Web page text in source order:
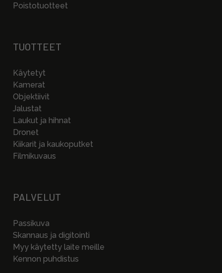
Poistotuotteet
TUOTTEET
Käytetyt
Kamerat
Objektiivit
Jalustat
Laukut ja hihnat
Dronet
Kiikarit ja kaukoputket
Filmikuvaus
PALVELUT
Passikuva
Skannaus ja digitointi
Myy käytetty laite meille
Kennon puhdistus